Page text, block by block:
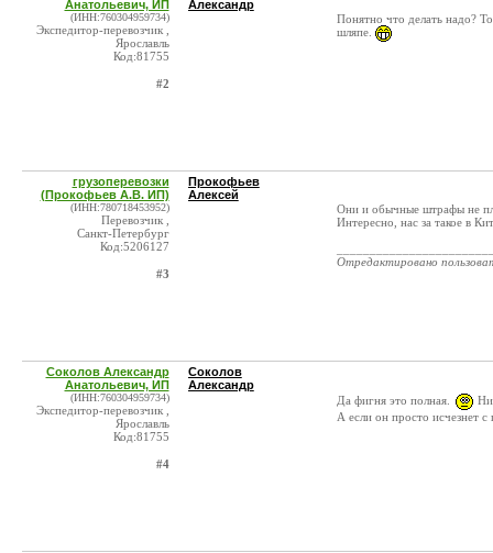
Анатольевич, ИП
(ИНН:760304959734)
Экспедитор-перевозчик ,
Ярославль
Код:81755
#2
Александр
Понятно что делать надо?
шляпе.
грузоперевозки
(Прокофьев А.В. ИП)
(ИНН:780718453952)
Перевозчик ,
Санкт-Петербург
Код:5206127
#3
Прокофьев
Алексей
Они и обычные штрафы не
Интересно, нас за такое в
Отредактировано
Соколов Александр
Анатольевич, ИП
(ИНН:760304959734)
Экспедитор-перевозчик ,
Ярославль
Код:81755
#4
Соколов
Александр
Да фигня это полная.
А если он просто исчезнет с